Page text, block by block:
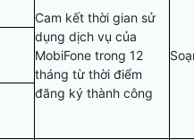
Cam kết thời gian sử
dụng dịch vụ của
MobiFone trong 12
tháng từ thời điểm
đăng ký thành công